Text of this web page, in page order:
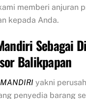
memberi anjuran
kepada Anda.
Sebagai
Balikpapan
yakni
penyedia barang